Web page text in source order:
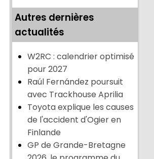
Autres dernières
actualités
W2RC : calendrier optimisé
pour 2027
Raúl Fernández poursuit
avec Trackhouse Aprilia
Toyota explique les causes
de l'accident d'Ogier en
Finlande
GP de Grande-Bretagne